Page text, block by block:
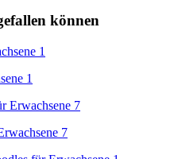
können
1
7